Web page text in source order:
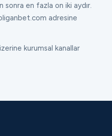
sonra en fazla on iki aydır.
adresine
kurumsal kanallar